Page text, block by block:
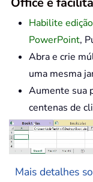
Habilite
PowerPoint,
Abra e crie
uma mesma
Aumente sua
centenas de
Mais detalhes